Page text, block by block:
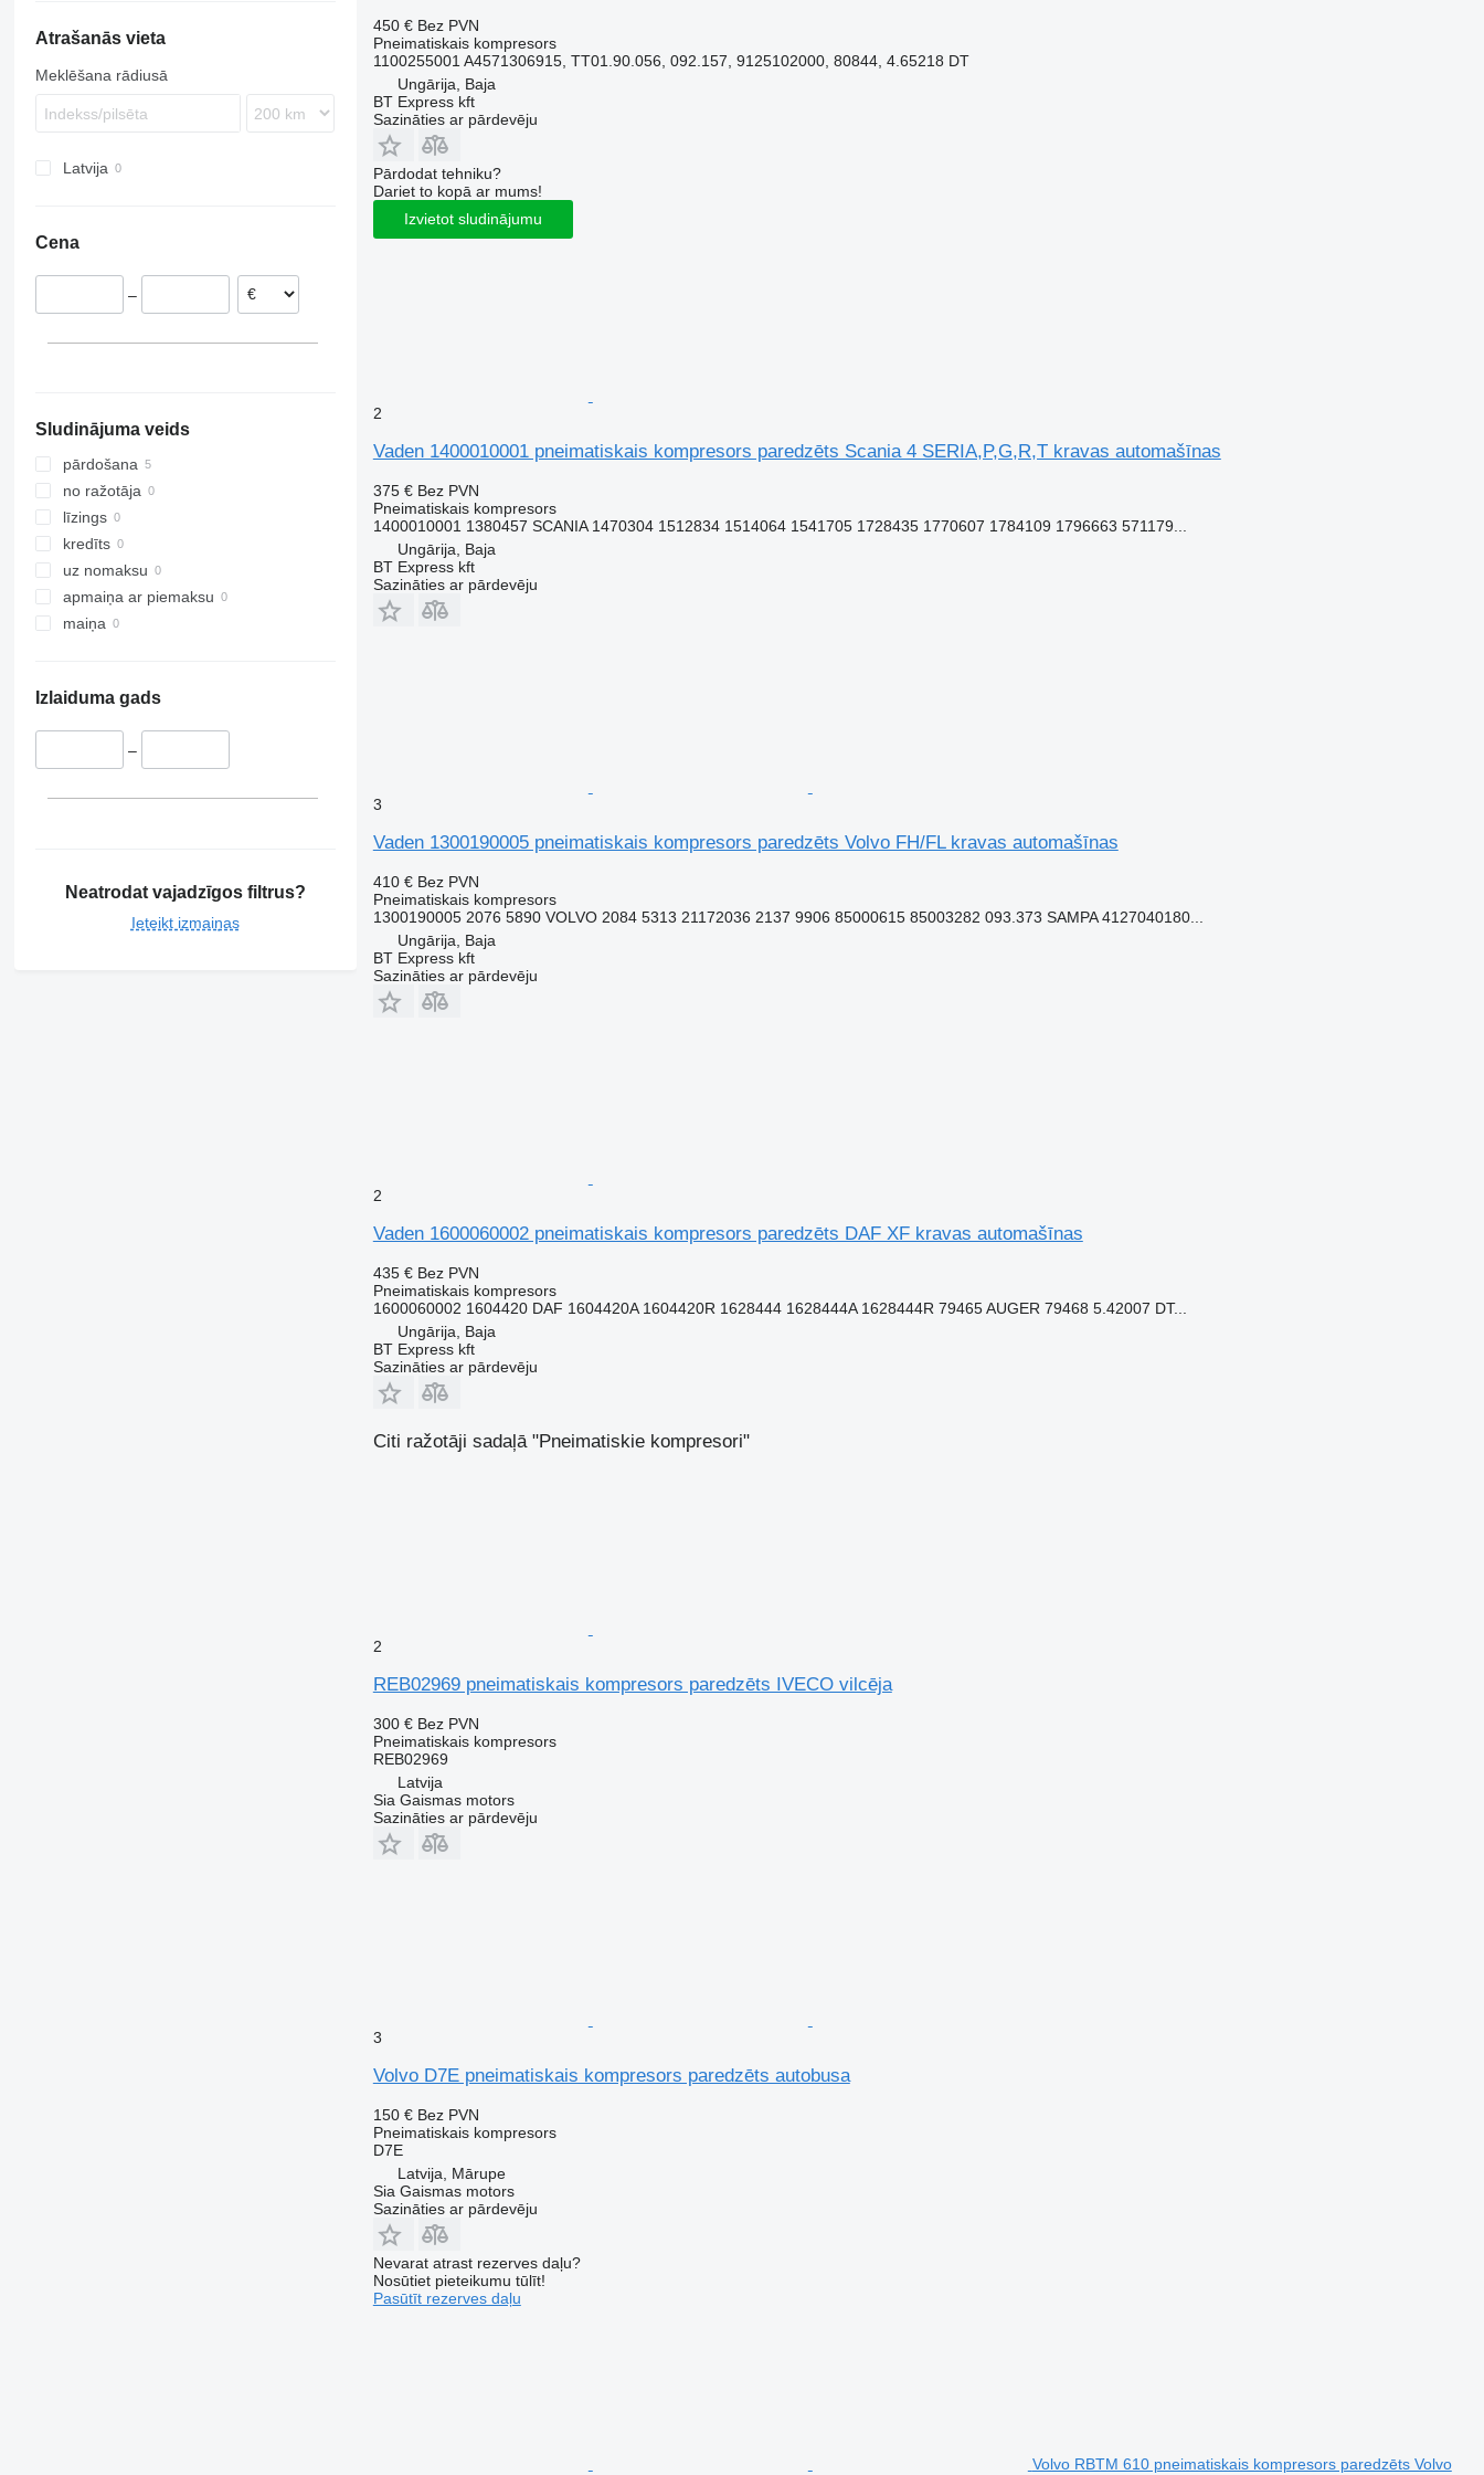
TGS
Econic
Vario
T-series
FL
FMX
VNL
Atrašanās vieta
Meklēšana rādiusā
Latvija
Cena
–
Sludinājuma veids
pārdošana
no ražotāja
līzings
kredīts
uz nomaksu
apmaiņa ar piemaksu
maiņa
Izlaiduma gads
–
Neatrodat vajadzīgos filtrus?
Ieteikt izmaiņas
450 € Bez PVN
Pneimatiskais kompresors
1100255001 A4571306915, TT01.90.056, 092.157, 9125102000, 80844, 4.65218 DT
Ungārija, Baja
BT Express kft
Sazināties ar pārdevēju
Pārdodat tehniku?
Dariet to kopā ar mums!
Izvietot sludinājumu
2
Vaden 1400010001 pneimatiskais kompresors paredzēts Scania 4 SERIA,P,G,R,T kravas automašīnas
375 € Bez PVN
Pneimatiskais kompresors
1400010001 1380457 SCANIA 1470304 1512834 1514064 1541705 1728435 1770607 1784109 1796663 571179...
Ungārija, Baja
BT Express kft
Sazināties ar pārdevēju
3
Vaden 1300190005 pneimatiskais kompresors paredzēts Volvo FH/FL kravas automašīnas
410 € Bez PVN
Pneimatiskais kompresors
1300190005 2076 5890 VOLVO 2084 5313 21172036 2137 9906 85000615 85003282 093.373 SAMPA 4127040180...
Ungārija, Baja
BT Express kft
Sazināties ar pārdevēju
2
Vaden 1600060002 pneimatiskais kompresors paredzēts DAF XF kravas automašīnas
435 € Bez PVN
Pneimatiskais kompresors
1600060002 1604420 DAF 1604420A 1604420R 1628444 1628444A 1628444R 79465 AUGER 79468 5.42007 DT...
Ungārija, Baja
BT Express kft
Sazināties ar pārdevēju
Citi ražotāji sadaļā "Pneimatiskie kompresori"
2
REB02969 pneimatiskais kompresors paredzēts IVECO vilcēja
300 € Bez PVN
Pneimatiskais kompresors
REB02969
Latvija
Sia Gaismas motors
Sazināties ar pārdevēju
3
Volvo D7E pneimatiskais kompresors paredzēts autobusa
150 € Bez PVN
Pneimatiskais kompresors
D7E
Latvija, Mārupe
Sia Gaismas motors
Sazināties ar pārdevēju
Nevarat atrast rezerves daļu?
Nosūtiet pieteikumu tūlīt!
Pasūtīt rezerves daļu
Volvo RBTM 610 pneimatiskais kompresors paredzēts Volvo